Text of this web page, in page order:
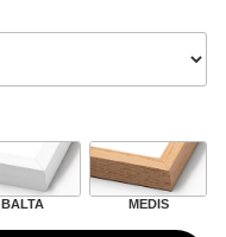
BALTA MEDIS